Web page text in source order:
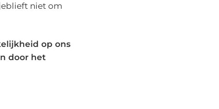
niet om
op ons
door het